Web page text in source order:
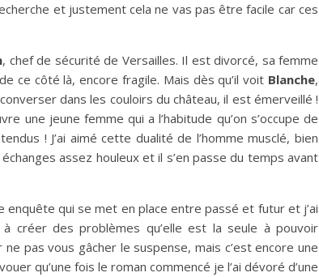
et justement cela ne vas pas être facile car ces
, chef de sécurité de Versailles. Il est divorcé, sa femme
ce côté là, encore fragile. Mais dès qu’il voit Blanche,
dans les couloirs du château, il est émerveillé !
une jeune femme qui a l’habitude qu’on s’occupe de
! J’ai aimé cette dualité de l’homme musclé, bien
assez houleux et il s’en passe du temps avant
enquête qui se met en place entre passé et futur et j’ai
créer des problèmes qu’elle est la seule à pouvoir
pas vous gâcher le suspense, mais c’est encore une
qu’une fois le roman commencé je l’ai dévoré d’une